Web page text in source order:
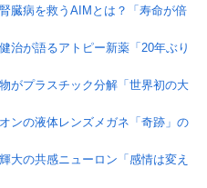
臓病を救うAIMとは？「寿命が倍
治が語るアトピー新薬「20年ぶり
がプラスチック分解「世界初の大
ンの液体レンズメガネ「奇跡」の
大の共感ニューロン「感情は変え